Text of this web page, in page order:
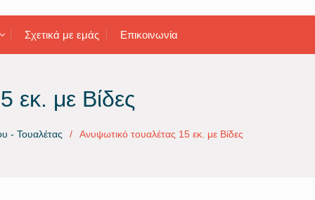
Σχετικά με εμάς Επικοινωνία
εκ. με Βίδες
- Τουαλέτας Ανυψωτικό τουαλέτας 15 εκ. με Βίδες